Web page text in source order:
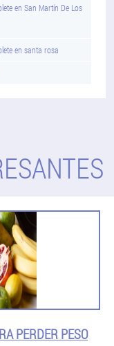
en San Martín De Los
en santa rosa
PERDER PESO